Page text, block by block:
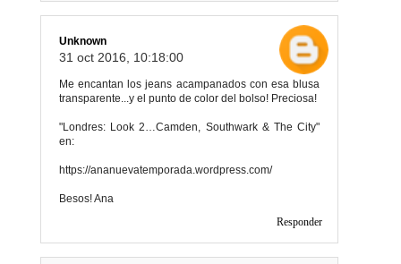
Unknown
31 oct 2016, 10:18:00
Me encantan los jeans acampanados con esa blusa
transparente...y el punto de color del bolso! Preciosa!
"Londres: Look 2…Camden, Southwark & The City"
en:
https://ananuevatemporada.wordpress.com/
Besos! Ana
Responder